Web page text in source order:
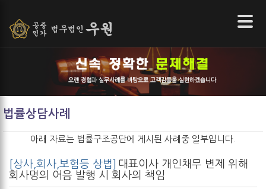
오랜 경험과 실무사례를 바탕으로 고객감동을 실현하겠습니다
법률상담사례
아래 자료는 법률구조공단에 게시된 사례중 일부입니다.
[상사,회사,보험등 상법] 대표이사 개인채무 변제 위해
회사명의 어음 발행 시 회사의 책임